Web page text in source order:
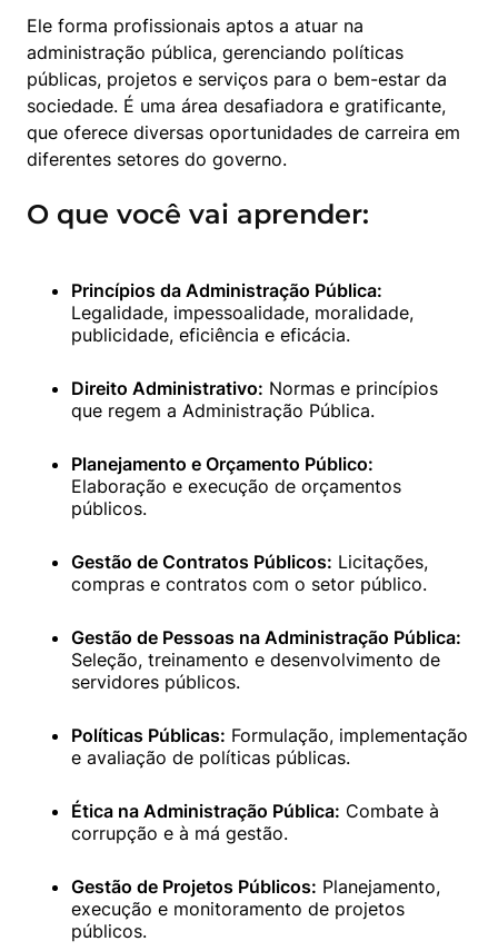
Ele forma profissionais aptos a atuar na
administração pública, gerenciando políticas
públicas, projetos e serviços para o bem-estar da
sociedade. É uma área desafiadora e gratificante,
que oferece diversas oportunidades de carreira em
diferentes setores do governo.
O que você vai aprender:
Princípios da Administração Pública:
Legalidade, impessoalidade, moralidade,
publicidade, eficiência e eficácia.
Direito Administrativo: Normas e princípios
que regem a Administração Pública.
Planejamento e Orçamento Público:
Elaboração e execução de orçamentos
públicos.
Gestão de Contratos Públicos: Licitações,
compras e contratos com o setor público.
Gestão de Pessoas na Administração Pública:
Seleção, treinamento e desenvolvimento de
servidores públicos.
Políticas Públicas: Formulação, implementação
e avaliação de políticas públicas.
Ética na Administração Pública: Combate à
corrupção e à má gestão.
Gestão de Projetos Públicos: Planejamento,
execução e monitoramento de projetos
públicos.